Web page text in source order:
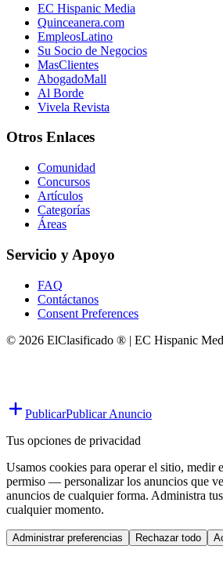
EC Hispanic Media
Quinceanera.com
EmpleosLatino
Su Socio de Negocios
MasClientes
AbogadoMall
Al Borde
Vivela Revista
Otros Enlaces
Comunidad
Concursos
Artículos
Categorías
Áreas
Servicio y Apoyo
FAQ
Contáctanos
Consent Preferences
© 2026 ElClasificado ® | EC Hispanic
PublicarPublicar Anuncio
Tus opciones de privacidad
Usamos cookies para operar el sitio,
permiso — personalizar los anuncios que
anuncios de cualquier forma. Administra
cualquier momento.
Administrar preferencias Rechazar todo